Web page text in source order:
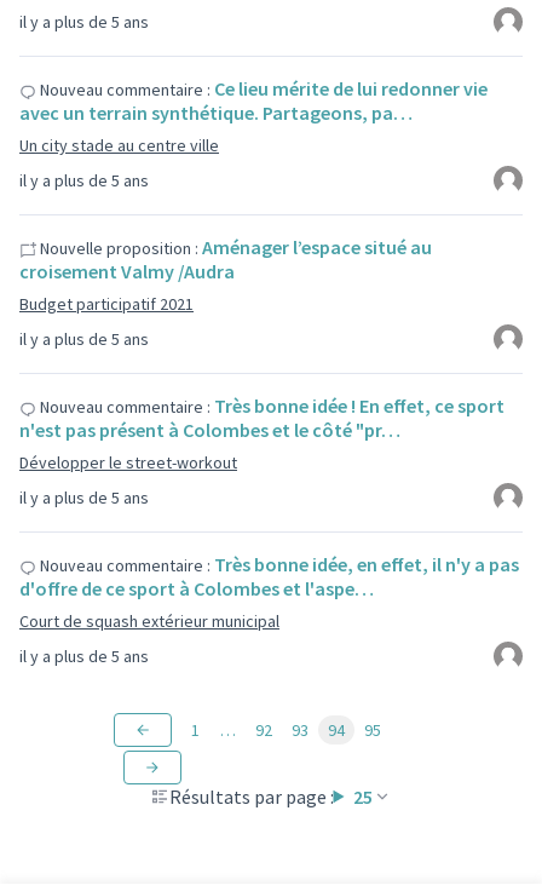
il y a plus de 5 ans
il y a plus de 5 ans
Nouveau commentaire : Ce lieu mérite de lui redonner vie
avec un terrain synthétique. Partageons, pa…
Un city stade au centre ville
il y a plus de 5 ans
Nouvelle proposition : Aménager l’espace situé au
croisement Valmy /Audra
Budget participatif 2021
il y a plus de 5 ans
Nouveau commentaire : Très bonne idée ! En effet, ce sport
n'est pas présent à Colombes et le côté "pr…
Développer le street-workout
il y a plus de 5 ans
Nouveau commentaire : Très bonne idée, en effet, il n'y a pas
d'offre de ce sport à Colombes et l'aspe…
Court de squash extérieur municipal
Résultats par page : 25
1 … 92 93 94 95